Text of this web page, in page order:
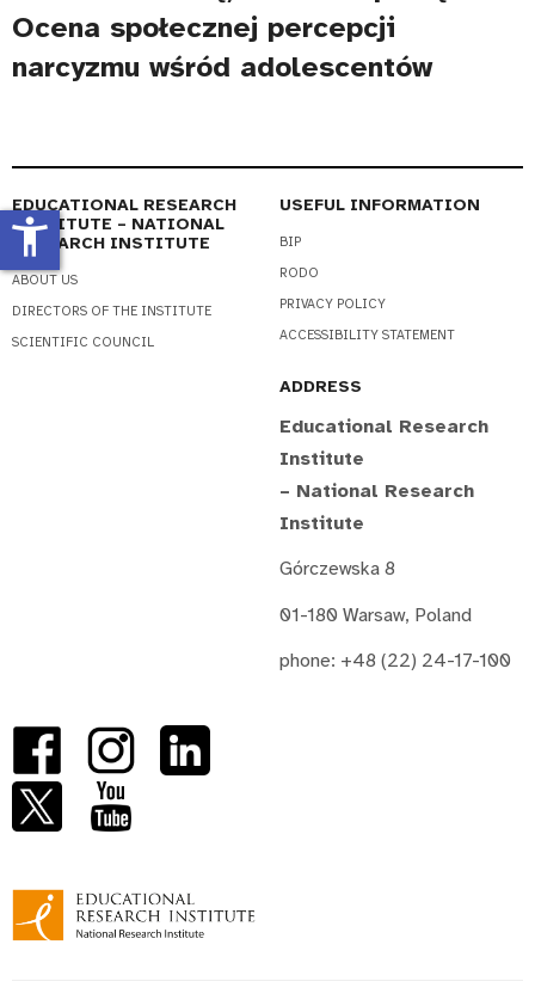
Ocena społecznej percepcji
narcyzmu wśród adolescentów
EDUCATIONAL RESEARCH
INSTITUTE – NATIONAL
RESEARCH INSTITUTE
ABOUT US
DIRECTORS OF THE INSTITUTE
SCIENTIFIC COUNCIL
USEFUL INFORMATION
BIP
RODO
PRIVACY POLICY
ACCESSIBILITY STATEMENT
ADDRESS
Educational Research
Institute
– National Research
Institute
Górczewska 8
01-180 Warsaw, Poland
phone: +48 (22) 24-17-100
accessibility_new